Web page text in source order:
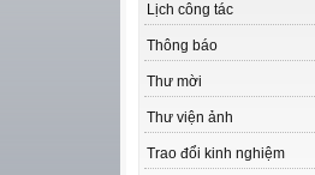
Lịch công tác
Thông báo
Thư mời
Thư viện ảnh
Trao đổi kinh nghiệm